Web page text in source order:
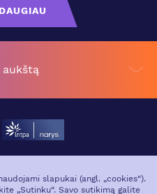
aukštą
MIESTE
slapukai (angl. „cookies“).
„Sutinku“. Savo sutikimą galite